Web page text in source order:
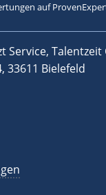
auf
Service, Talentzeit
33611 Bielefeld